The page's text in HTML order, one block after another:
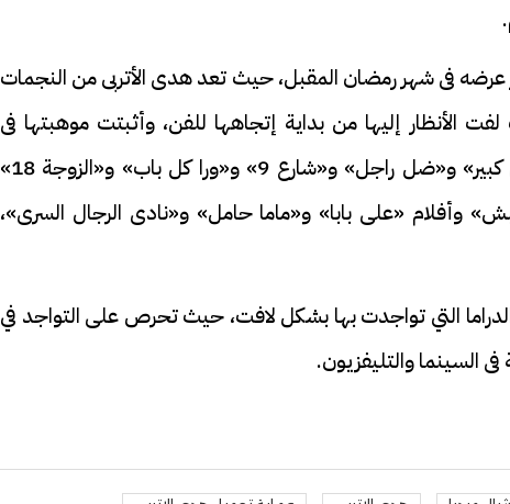
عرضه فى شهر رمضان المقبل، حيث تعد هدى الأتربى من النجمات
الأنظار إليها من بداية إتجاهها للفن، وأثبتت موهبتها فى
العديد من الأدوار منها مسلسلات «اللى مالوش كبير» و«ضل راجل» و«شارع 9» و«ورا كل باب» و«الزوجة 18»
وأفلام «على بابا» و«ماما حامل» و«نادى الرجال السرى»،
الدراما التي تواجدت بها بشكل لافت، حيث تحرص على التواجد في
السينما والتليفزيون.